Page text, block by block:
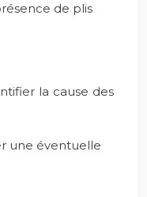
de plis
la cause des
une éventuelle